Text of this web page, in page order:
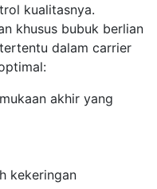
kualitasnya.
khusus bubuk berlian
dalam carrier
akhir yang
kekeringan